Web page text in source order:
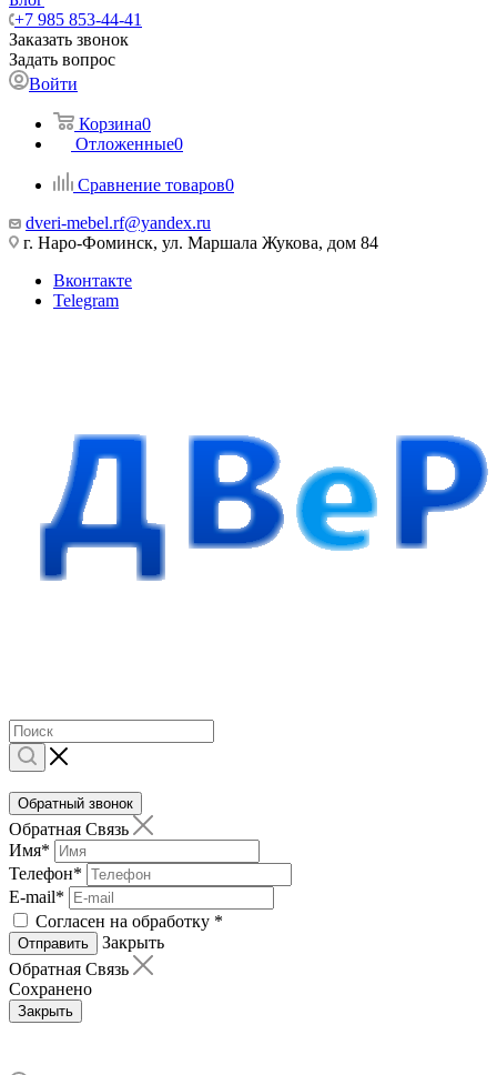
+7 985 853-44-41
Заказать звонок
Задать вопрос
Войти
Корзина0
Отложенные0
Сравнение товаров0
dveri-mebel.rf@yandex.ru
г. Наро-Фоминск, ул. Маршала Жукова, дом 84
Вконтакте
Telegram
Обратный звонок
Обратная Связь
Имя*
Телефон*
E-mail*
Согласен на обработку *
Отправить
Закрыть
Обратная Связь
Сохранено
Закрыть